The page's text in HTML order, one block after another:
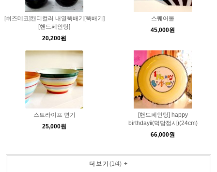
[쉬즈데코]캔디컬러 내열뚝배기[뚝배기]
[핸드페인팅]
20,200원
스퀘어볼
45,000원
스트라이프 면기
25,000원
[핸드페인팅] happy
birthdayⅱ(덕담접시)(24cm)
66,000원
더보기 (1/4)+